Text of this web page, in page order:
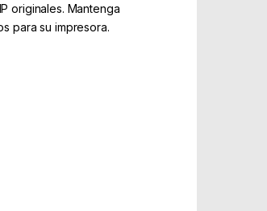
originales. Mantenga
para su impresora.